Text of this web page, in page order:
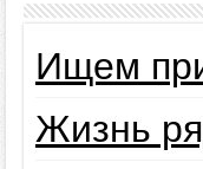
Ищем
Жизнь